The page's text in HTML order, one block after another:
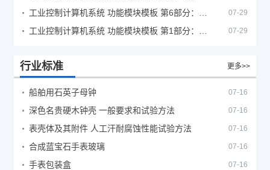
07-29
07-29
行业标准 更多>>
船舶用石英子母钟 07-16
深色名贵硬木钟壳 一般要求和试验方法 07-16
表壳体及其附件 人工汗耐腐蚀性能试验方法 07-16
合成蓝宝石手表玻璃 07-16
手表包装盒 07-16